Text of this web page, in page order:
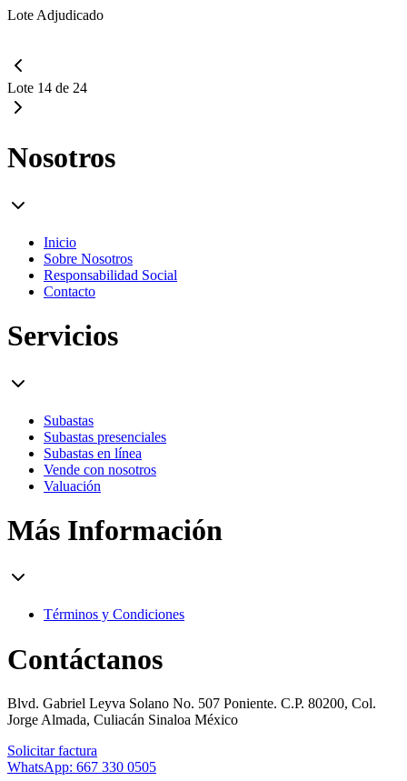
Lote Adjudicado
Lote 14 de 24
Nosotros
Inicio
Sobre Nosotros
Responsabilidad Social
Contacto
Servicios
Subastas
Subastas presenciales
Subastas en línea
Vende con nosotros
Valuación
Más Información
Términos y Condiciones
Contáctanos
Blvd. Gabriel Leyva Solano No. 507 Poniente. C.P. 80200, Col.
Jorge Almada, Culiacán Sinaloa México
Solicitar factura
WhatsApp: 667 330 0505